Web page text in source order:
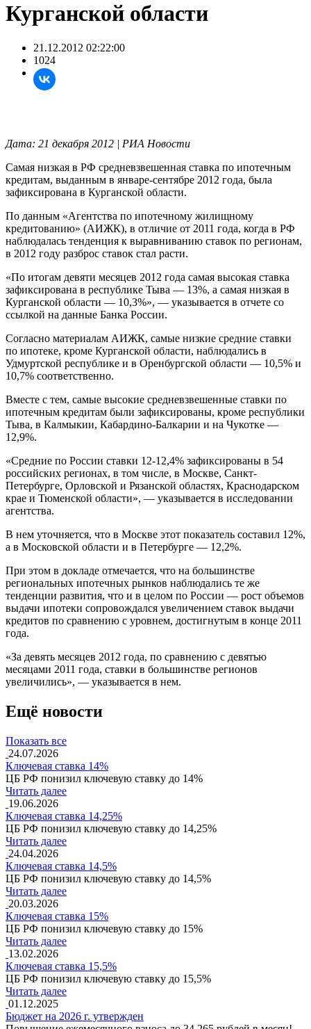
Курганской области
21.12.2012 02:22:00
1024
Дата: 21 декабря 2012 | РИА Новости
Самая низкая в РФ средневзвешенная ставка по ипотечным
кредитам, выданным в январе-сентябре 2012 года, была
зафиксирована в Курганской области.
По данным «Агентства по ипотечному жилищному
кредитованию» (АИЖК), в отличие от 2011 года, когда в РФ
наблюдалась тенденция к выравниванию ставок по регионам,
в 2012 году разброс ставок стал расти.
«По итогам девяти месяцев 2012 года самая высокая ставка
зафиксирована в республике Тыва — 13%, а самая низкая в
Курганской области — 10,3%», — указывается в отчете со
ссылкой на данные Банка России.
Согласно материалам АИЖК, самые низкие средние ставки
по ипотеке, кроме Курганской области, наблюдались в
Удмуртской республике и в Оренбургской области — 10,5% и
10,7% соответственно.
Вместе с тем, самые высокие средневзвешенные ставки по
ипотечным кредитам были зафиксированы, кроме республики
Тыва, в Калмыкии, Кабардино-Балкарии и на Чукотке —
12,9%.
«Средние по России ставки 12-12,4% зафиксированы в 54
российских регионах, в том числе, в Москве, Санкт-
Петербурге, Орловской и Рязанской областях, Краснодарском
крае и Тюменской области», — указывается в исследовании
агентства.
В нем уточняется, что в Москве этот показатель составил 12%,
а в Московской области и в Петербурге — 12,2%.
При этом в докладе отмечается, что на большинстве
региональных ипотечных рынков наблюдались те же
тенденции развития, что и в целом по России — рост объемов
выдачи ипотеки сопровождался увеличением ставок выдачи
кредитов по сравнению с уровнем, достигнутым в конце 2011
года.
«За девять месяцев 2012 года, по сравнению с девятью
месяцами 2011 года, ставки в большинстве регионов
увеличились», — указывается в нем.
Ещё новости
Показать все
24.07.2026
Ключевая ставка 14%
ЦБ РФ понизил ключевую ставку до 14%
Читать далее
19.06.2026
Ключевая ставка 14,25%
ЦБ РФ понизил ключевую ставку до 14,25%
Читать далее
24.04.2026
Ключевая ставка 14,5%
ЦБ РФ понизил ключевую ставку до 14,5%
Читать далее
20.03.2026
Ключевая ставка 15%
ЦБ РФ понизил ключевую ставку до 15%
Читать далее
13.02.2026
Ключевая ставка 15,5%
ЦБ РФ понизил ключевую ставку до 15,5%
Читать далее
01.12.2025
Бюджет на 2026 г. утвержден